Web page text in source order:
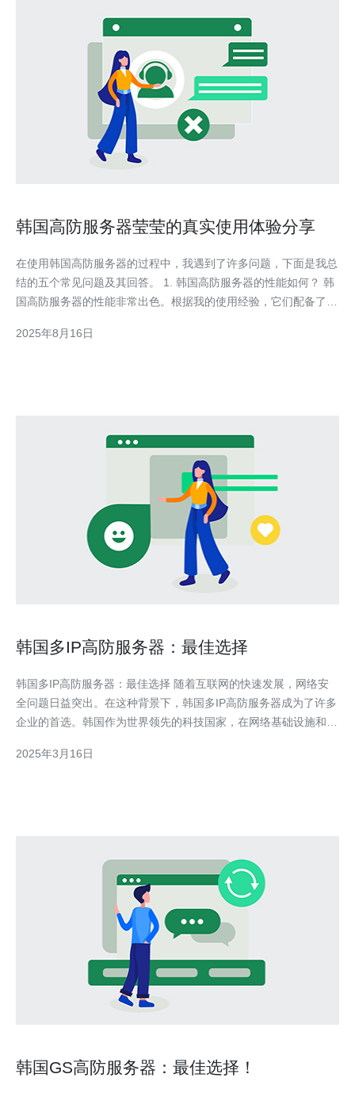
韩国高防服务器莹莹的真实使用体验分享
在使用韩国高防服务器的过程中，我遇到了许多问题，下面是我总
结的五个常见问题及其回答。 1. 韩国高防服务器的性能如何？ 韩
国高防服务器的性能非常出色。根据我的使用经验，它们配备了高
服务器的响应速度稳定在毫秒级，几乎没有出现卡顿现象。这使得
2025年8月16日
韩国多IP高防服务器：最佳选择
韩国多IP高防服务器：最佳选择 随着互联网的快速发展，网络安
全问题日益突出。在这种背景下，韩国多IP高防服务器成为了许多
企业的首选。韩国作为世界领先的科技国家，在网络基础设施和技
服务器能够承受更大的流量和更复杂的攻击。这种服务器不仅能够
2025年3月16日
韩国GS高防服务器：最佳选择！